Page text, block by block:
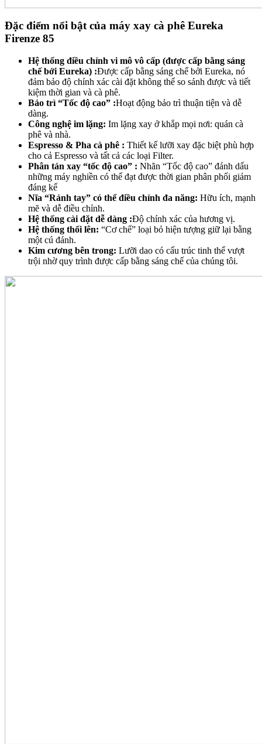
Đặc điểm nổi bật của máy xay cà phê Eureka
Firenze 85
Hệ thống điều chỉnh vi mô vô cấp (được cấp bằng sáng
chế bởi Eureka) :Được cấp bằng sáng chế bởi Eureka, nó
đảm bảo độ chính xác cài đặt không thể so sánh được và tiết
kiệm thời gian và cà phê.
Bảo trì “Tốc độ cao” :Hoạt động bảo trì thuận tiện và dễ
dàng.
Công nghệ im lặng: Im lặng xay ở khắp mọi nơi: quán cà
phê và nhà.
Espresso & Pha cà phê : Thiết kế lưỡi xay đặc biệt phù hợp
cho cả Espresso và tất cả các loại Filter.
Phân tán xay “tốc độ cao” : Nhãn “Tốc độ cao” đánh dấu
những máy nghiền có thể đạt được thời gian phân phối giảm
đáng kể
Nĩa “Rảnh tay” có thể điều chỉnh đa năng: Hữu ích, mạnh
mẽ và dễ điều chỉnh.
Hệ thống cài đặt dễ dàng :Độ chính xác của hương vị.
Hệ thống thổi lên: “Cơ chế” loại bỏ hiện tượng giữ lại bằng
một cú đánh.
Kim cương bên trong: Lưỡi dao có cấu trúc tinh thể vượt
trội nhờ quy trình được cấp bằng sáng chế của chúng tôi.